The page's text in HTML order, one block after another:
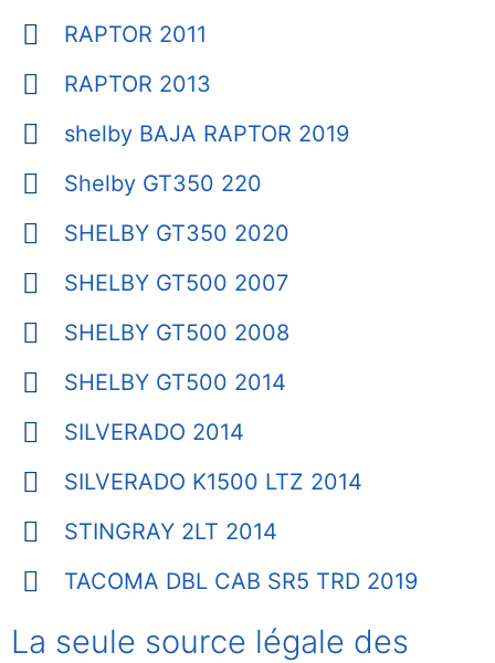
RAPTOR 2011
RAPTOR 2013
shelby BAJA RAPTOR 2019
Shelby GT350 220
SHELBY GT350 2020
SHELBY GT500 2007
SHELBY GT500 2008
SHELBY GT500 2014
SILVERADO 2014
SILVERADO K1500 LTZ 2014
STINGRAY 2LT 2014
TACOMA DBL CAB SR5 TRD 2019
La seule source légale des